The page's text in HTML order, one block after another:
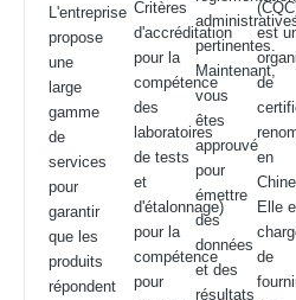
L'entreprise
propose
une
large
gamme
de
services
pour
garantir
que les
produits
répondent
Critères
d'accréditation
pour la
compétence
des
laboratoires
de tests
et
d'étalonnage)
pour la
compétence
pour
pertinentes.
Maintenant,
vous
êtes
approuvé
pour
émettre
des
données
et des
résultats
est
de
en
Elle
de